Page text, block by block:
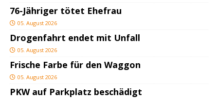
76-Jähriger tötet Ehefrau
05. August 2026
Drogenfahrt endet mit Unfall
05. August 2026
Frische Farbe für den Waggon
05. August 2026
PKW auf Parkplatz beschädigt